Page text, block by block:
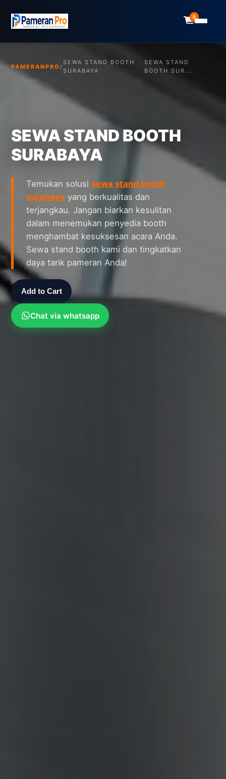
0
PAMERANPRO /
SEWA STAND BOOTH
SURABAYA
SEWA STAND
BOOTH SUR...
SEWA STAND BOOTH
SURABAYA
Temukan solusisewa stand booth
surabaya yang berkualitas dan
terjangkau. Jangan biarkan kesulitan
dalam menemukan penyedia booth
menghambat kesuksesan acara Anda.
Sewa stand booth kami dan tingkatkan
daya tarik pameran Anda!
Add to Cart
Chat via whatsapp